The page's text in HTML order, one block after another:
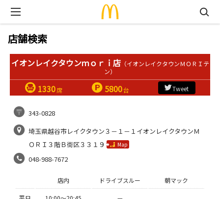
店舗検索
イオンレイクタウンｍｏｒｉ店（イオンレイクタウンＭＯＲＩテ
ン）
1330席 5800台 Tweet
343-0828
埼玉県越谷市レイクタウン３－１－１イオンレイクタウンＭ
ＯＲＩ３階Ｂ街区３３１９
Map
048-988-7672
店内 ドライブスルー 朝マック